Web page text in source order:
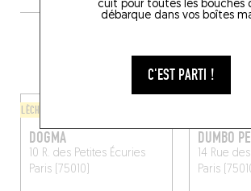
cuit pour toutes les bouches
débarque dans vos boîtes
C'EST PARTI !
PROXIMITÉ
LÈCHE-DOIGTS
DOGMA
10 R. des Petites Écuries
Paris (75010)
DUMBO
14 Rue
Paris